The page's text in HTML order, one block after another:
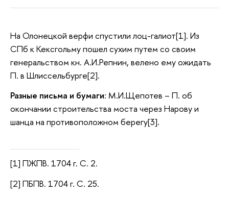
На Олонецкой верфи спустили лоц-галиот[1]. Из
СПб к Кексгольму пошел сухим путем со своим
генеральством кн. А.И.Репнин, велено ему ожидать
П. в Шлиссельбурге[2].
Разные письма и бумаги: М.И.Щепотев – П. об
окончании строительства моста через Нарову и
шанца на противоположном берегу[3].
[1] ПЖПВ. 1704 г. С. 2.
[2] ПБПВ. 1704 г. С. 25.